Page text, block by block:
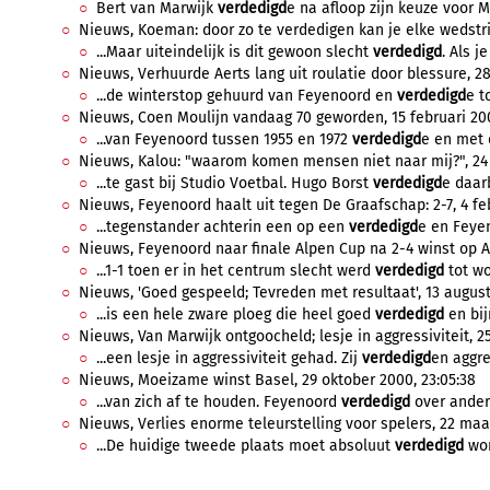
Bert van Marwijk verdedigde na afloop zijn keuze voor
Nieuws, Koeman: door zo te verdedigen kan je elke
...Maar uiteindelijk is dit gewoon slecht verdedigd. Als
Nieuws, Verhuurde Aerts lang uit roulatie door blessure, 28
...de winterstop gehuurd van Feyenoord en verdedigde
Nieuws, Coen Moulijn vandaag 70 geworden, 15 februari
...van Feyenoord tussen 1955 en 1972 verdedigde en met
Nieuws, Kalou: "waarom komen mensen niet naar mij?", 24
...te gast bij Studio Voetbal. Hugo Borst verdedigde
Nieuws, Feyenoord haalt uit tegen De Graafschap: 2-7, 4
...tegenstander achterin een op een verdedigde en
Nieuws, Feyenoord naar finale Alpen Cup na 2-4 winst op
...1-1 toen er in het centrum slecht werd verdedigd tot
Nieuws, 'Goed gespeeld; Tevreden met resultaat', 13
...is een hele zware ploeg die heel goed verdedigd en
Nieuws, Van Marwijk ontgoocheld; lesje in aggressiviteit,
...een lesje in aggressiviteit gehad. Zij verdedigden
Nieuws, Moeizame winst Basel, 29 oktober 2000, 23:05:38
...van zich af te houden. Feyenoord verdedigd over
Nieuws, Verlies enorme teleurstelling voor spelers, 22
...De huidige tweede plaats moet absoluut verdedigd